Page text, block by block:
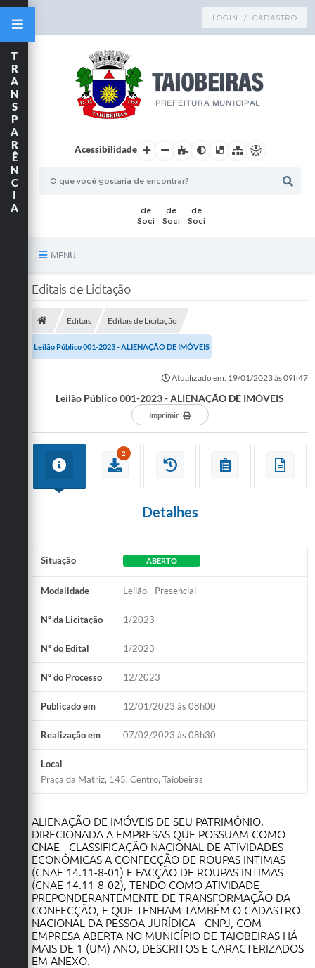
LOGIN / CADASTRO
Acessibilidade
MENU
Principal
A Nossa Cidade
Formulários
Conselho Tutelar.
Carta de Serviços
Obras
Emprega
Agenda
Serviços Online
Links
Telefones Úteis
Contato
Sala M. do Empreendedor
Secretarias
T
R
A
N
S
P
A
R
Ê
N
C
I
A
Editais de Licitação
Editais Editais de Licitação
Leilão Público 001-2023 - ALIENAÇÃO DE IMÓVEIS
Atualizado em: 19/01/2023 às 09h47
Leilão Público 001-2023 - ALIENAÇÃO DE IMÓVEIS
Imprimir
2
Detalhes
Situação ABERTO
Modalidade Leilão - Presencial
Nº da Licitação 1/2023
Nº do Edital 1/2023
Nº do Processo 12/2023
Publicado em 12/01/2023 às 08h00
Realização em 07/02/2023 às 08h30
Local
Praça da Matriz, 145, Centro, Taiobeiras
ALIENAÇÃO DE IMÓVEIS DE SEU PATRIMÔNIO,
DIRECIONADA A EMPRESAS QUE POSSUAM COMO
CNAE - CLASSIFICAÇÃO NACIONAL DE ATIVIDADES
ECONÔMICAS A CONFECÇÃO DE ROUPAS INTIMAS
(CNAE 14.11-8-01) E FACÇÃO DE ROUPAS INTIMAS
(CNAE 14.11-8-02), TENDO COMO ATIVIDADE
PREPONDERANTEMENTE DE TRANSFORMAÇÃO DA
CONFECÇÃO, E QUE TENHAM TAMBÉM O CADASTRO
NACIONAL DA PESSOA JURÍDICA - CNPJ, COM
EMPRESA ABERTA NO MUNICÍPIO DE TAIOBEIRAS HÁ
MAIS DE 1 (UM) ANO, DESCRITOS E CARACTERIZADOS
EM ANEXO.